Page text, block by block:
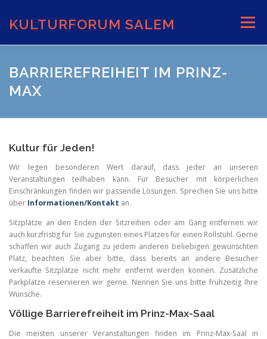
springen
KULTURFORUM SALEM Menü
AKTUELLES VERANSTALTUNGEN
BARRIEREFREIHEIT IM PRINZ-
MAX
Kultur für Jeden!
Wir legen besonderen Wert darauf, dass jeder an unseren
Veranstaltungen teilhaben kann. Für Besucher mit körperlichen
Einschränkungen finden wir passende Lösungen. Sprechen Sie uns bitte
über Informationen/Kontakt an.
Sitzplätze an den Enden der Sitzreihen oder am Gang entfernen wir
auch kurzfristig für Sie zugunsten eines Platzes für einen Rollstuhl. Gerne
schaffen wir auch Zugang zu jedem anderen beliebigen gewünschten
Platz, beachten Sie aber bitte, dass bereits an andere Besucher
verkaufte Sitzplätze nicht mehr entfernt werden können. Zusätzliche
Parkplätze reservieren wir gerne. Nennen Sie uns bitte frühzeitig Ihre
Wünsche.
Völlige Barrierefreiheit im Prinz-Max-Saal
Die meisten unserer Veranstaltungen finden im Prinz-Max-Saal in